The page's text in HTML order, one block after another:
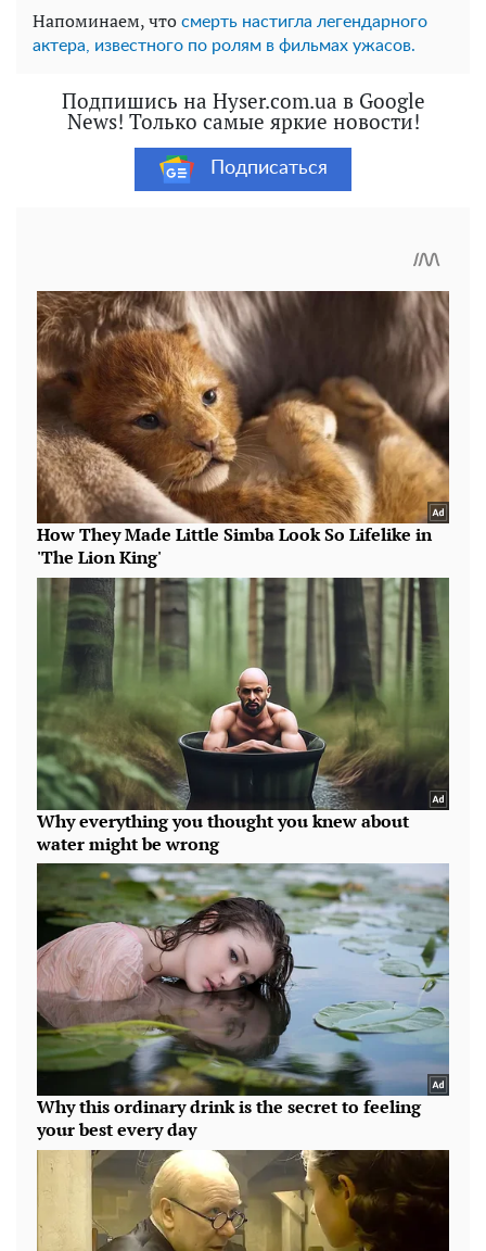
Напоминаем, что смерть настигла легендарного
актера, известного по ролям в фильмах ужасов.
Подпишись на Hyser.com.ua в Google
News! Только самые яркие новости!
Подписаться